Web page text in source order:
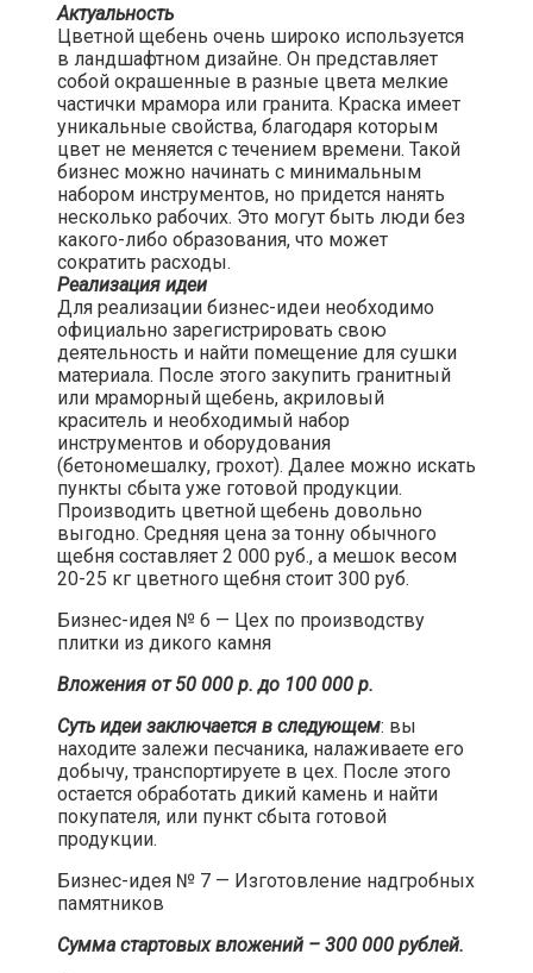
Актуальность
Цветной щебень очень широко используется
в ландшафтном дизайне. Он представляет
собой окрашенные в разные цвета мелкие
частички мрамора или гранита. Краска имеет
уникальные свойства, благодаря которым
цвет не меняется с течением времени. Такой
бизнес можно начинать с минимальным
набором инструментов, но придется нанять
несколько рабочих. Это могут быть люди без
какого-либо образования, что может
сократить расходы.
Реализация идеи
Для реализации бизнес-идеи необходимо
официально зарегистрировать свою
деятельность и найти помещение для сушки
материала. После этого закупить гранитный
или мраморный щебень, акриловый
краситель и необходимый набор
инструментов и оборудования
(бетономешалку, грохот). Далее можно искать
пункты сбыта уже готовой продукции.
Производить цветной щебень довольно
выгодно. Средняя цена за тонну обычного
щебня составляет 2 000 руб., а мешок весом
20-25 кг цветного щебня стоит 300 руб.​
Бизнес-идея № 6 — Цех по производству
плитки из дикого камня​
Вложения от 50 000 р. до 100 000 р.
Суть идеи заключается в следующем: вы
находите залежи песчаника, налаживаете его
добычу, транспортируете в цех. После этого
остается обработать дикий камень и найти
покупателя, или пункт сбыта готовой
продукции.​
Бизнес-идея № 7 — Изготовление надгробных
памятников​
Сумма стартовых вложений – 300 000 рублей.